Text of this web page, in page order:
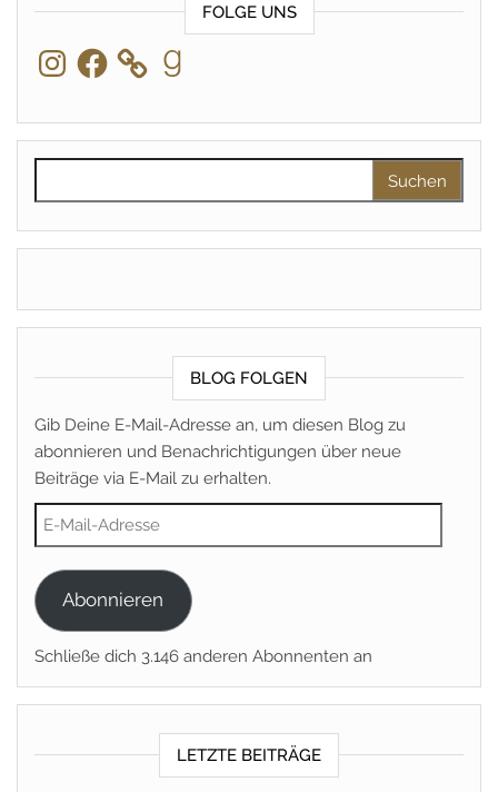
FOLGE UNS
InstagramFacebook Goodreads
BLOG FOLGEN
Gib Deine E-Mail-Adresse an, um diesen Blog zu
abonnieren und Benachrichtigungen über neue
Beiträge via E-Mail zu erhalten.
E-Mail-Adresse
Abonnieren
Schließe dich 3.146 anderen Abonnenten an
LETZTE BEITRÄGE